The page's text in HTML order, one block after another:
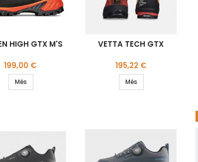
HIGH GTX M'S
Preu
199,00 €
Més
VETTA TECH GTX
Preu
195,22 €
Més